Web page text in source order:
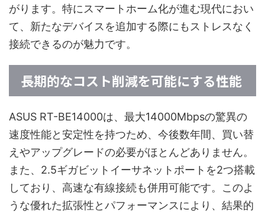
がります。特にスマートホーム化が進む現代におい
て、新たなデバイスを追加する際にもストレスなく
接続できるのが魅力です。
長期的なコスト削減を可能にする性能
ASUS RT-BE14000は、最大14000Mbpsの驚異の
速度性能と安定性を持つため、今後数年間、買い替
えやアップグレードの必要がほとんどありません。
また、2.5ギガビットイーサネットポートを2つ搭載
しており、高速な有線接続も併用可能です。このよ
うな優れた拡張性とパフォーマンスにより、結果的